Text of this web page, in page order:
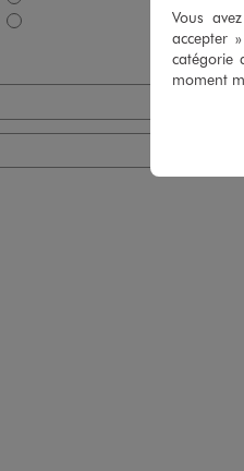
0
Vous
accepter
catégorie
moment